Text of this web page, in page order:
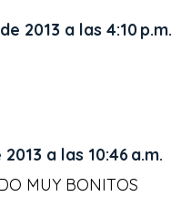
2013 a las 4:10 p.m.
a las 10:46 a.m.
MUY BONITOS